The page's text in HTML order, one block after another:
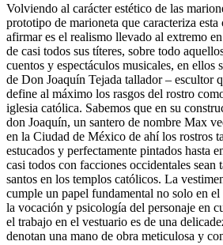
Volviendo al carácter estético de las
prototipo de marioneta que caracteriza
afirmar es el realismo llevado al extremo
de casi todos sus títeres, sobre todo
cuentos y espectáculos musicales, en ellos
de Don Joaquín Tejada tallador – escultor
define al máximo los rasgos del rostro
iglesia católica. Sabemos que en su
don Joaquín, un santero de nombre Max
en la Ciudad de México de ahí los rostros
estucados y perfectamente pintados hasta
casi todos con facciones occidentales sean
santos en los templos católicos. La
cumple un papel fundamental no solo en el
la vocación y psicología del personaje en
el trabajo en el vestuario es de una
denotan una mano de obra meticulosa y